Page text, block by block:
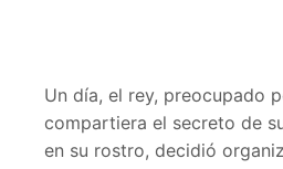
Un día, el rey, preocupado
compartiera el secreto de
en su rostro, decidió